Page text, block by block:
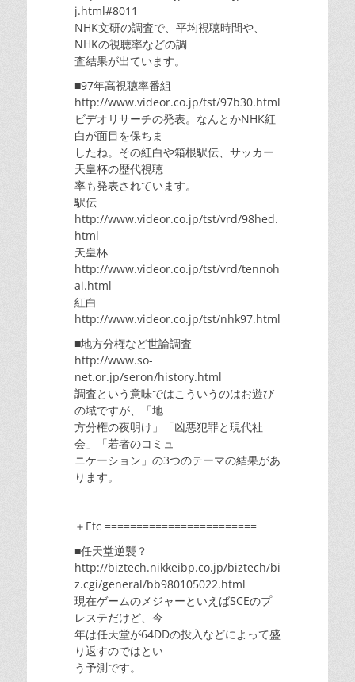
j.html#8011
NHK文研の調査で、平均視聴時間や、
NHKの視聴率などの調
査結果が出ています。
■97年高視聴率番組
http://www.videor.co.jp/tst/97b30.html
ビデオリサーチの発表。なんとかNHK紅
白が面目を保ちま
したね。その紅白や箱根駅伝、サッカー
天皇杯の歴代視聴
率も発表されています。
駅伝
http://www.videor.co.jp/tst/vrd/98hed.
html
天皇杯
http://www.videor.co.jp/tst/vrd/tennoh
ai.html
紅白
http://www.videor.co.jp/tst/nhk97.html
■地方分権など世論調査
http://www.so-
net.or.jp/seron/history.html
調査という意味ではこういうのはお遊び
の域ですが、「地
方分権の夜明け」「凶悪犯罪と現代社
会」「若者のコミュ
ニケーション」の3つのテーマの結果があ
ります。
＋Etc ========================
■任天堂逆襲？
http://biztech.nikkeibp.co.jp/biztech/bi
z.cgi/general/bb980105022.html
現在ゲームのメジャーといえばSCEのプ
レステだけど、今
年は任天堂が64DDの投入などによって盛
り返すのではとい
う予測です。